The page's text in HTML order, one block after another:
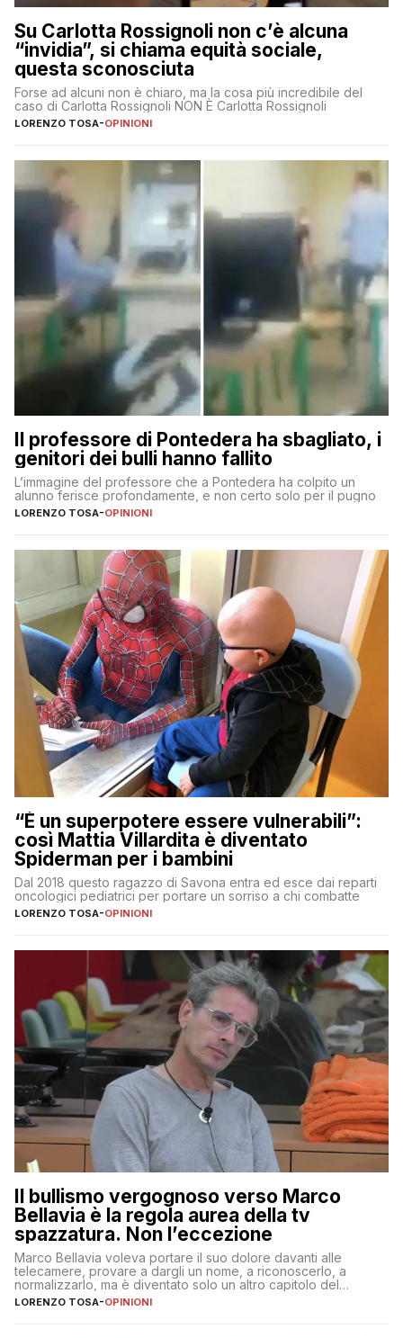
Su Carlotta Rossignoli non c’è alcuna
“invidia”, si chiama equità sociale,
questa sconosciuta
Forse ad alcuni non è chiaro, ma la cosa più incredibile del
caso di Carlotta Rossignoli NON È Carlotta Rossignoli
LORENZO TOSA-OPINIONI
Il professore di Pontedera ha sbagliato, i
genitori dei bulli hanno fallito
L’immagine del professore che a Pontedera ha colpito un
alunno ferisce profondamente, e non certo solo per il pugno
LORENZO TOSA-OPINIONI
“È un superpotere essere vulnerabili”:
così Mattia Villardita è diventato
Spiderman per i bambini
Dal 2018 questo ragazzo di Savona entra ed esce dai reparti
oncologici pediatrici per portare un sorriso a chi combatte
LORENZO TOSA-OPINIONI
Il bullismo vergognoso verso Marco
Bellavia è la regola aurea della tv
spazzatura. Non l’eccezione
Marco Bellavia voleva portare il suo dolore davanti alle
telecamere, provare a dargli un nome, a riconoscerlo, a
normalizzarlo, ma è diventato solo un altro capitolo del
copione
LORENZO TOSA-OPINIONI